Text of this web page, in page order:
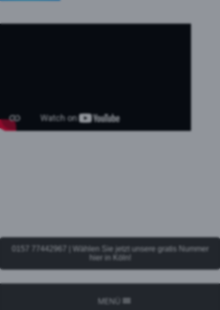
0157 77442967 | Wählen Sie jetzt unsere gratis Nummer
hier in Köln!
MENÜ